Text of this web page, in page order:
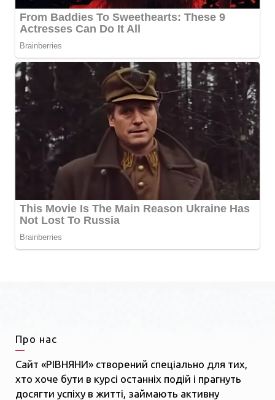
Про нас
Сайт «РІВНЯНИ» створений спеціально для тих,
хто хоче бути в курсі останніх подій і прагнуть
досягти успіху в житті, займають активну